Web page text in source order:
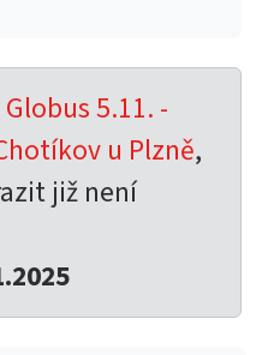
5.11. -
u Plzně,
již není